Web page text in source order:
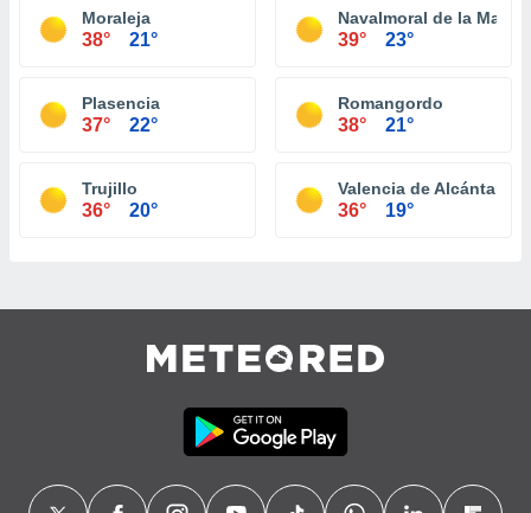
Moraleja
38° 21°
Navalmoral de la Mata
39° 23°
Plasencia
37° 22°
Romangordo
38° 21°
Trujillo
36° 20°
Valencia de Alcántara
36° 19°